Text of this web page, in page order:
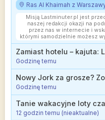
Ras Al Khaimah z
Misją Lastminuter.pl jest
naszej redakcji okazji na
przez nas w internecie i
którymi samodzielnie możesz
Ceny w artykułach są
otrzymywać wynagrodzenie
Cię przekierowujemy. Nie ma
Godzinę temu
Godzinę temu
12 godzin temu (nieaktualne)